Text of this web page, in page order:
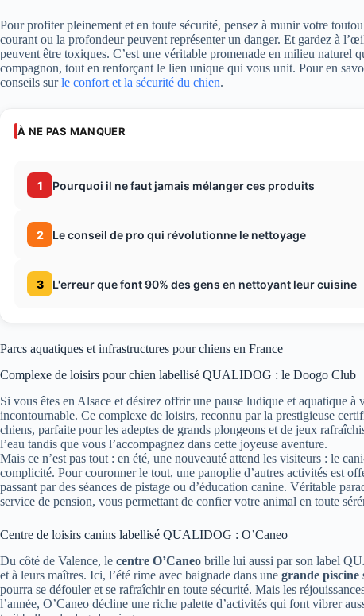
Pour profiter pleinement et en toute sécurité, pensez à munir votre toutou
courant ou la profondeur peuvent représenter un danger. Et gardez à
peuvent être toxiques. C’est une véritable promenade en milieu naturel
compagnon, tout en renforçant le lien unique qui vous unit. Pour en
conseils surle confort et la sécurité du chien.
À NE PAS MANQUER
1 Pourquoi il ne faut jamais mélanger ces produits
2 Le conseil de pro qui révolutionne le nettoyage
3 L'erreur que font 90% des gens en nettoyant leur cuisine
Parcs aquatiques et infrastructures pour chiens en France
Complexe de loisirs pour chien labellisé QUALIDOG : le Doogo Club
Si vous êtes en Alsace et désirez offrir une pause ludique et aquatique à
incontournable. Ce complexe de loisirs, reconnu par la prestigieuse
chiens, parfaite pour les adeptes de grands plongeons et de jeux
l’eau tandis que vous l’accompagnez dans cette joyeuse aventure.
Mais ce n’est pas tout : en été, une nouveauté attend les visiteurs : le
complicité. Pour couronner le tout, une panoplie d’autres activités est
passant par des séances de pistage ou d’éducation canine. Véritable
service de pension, vous permettant de confier votre animal en toute
Centre de loisirs canins labellisé QUALIDOG : O’Caneo
Du côté de Valence, le centre O’Caneo brille lui aussi par son label
et à leurs maîtres. Ici, l’été rime avec baignade dans une grande piscine
pourra se défouler et se rafraîchir en toute sécurité. Mais les
l’année, O’Caneo décline une riche palette d’activités qui font vibrer